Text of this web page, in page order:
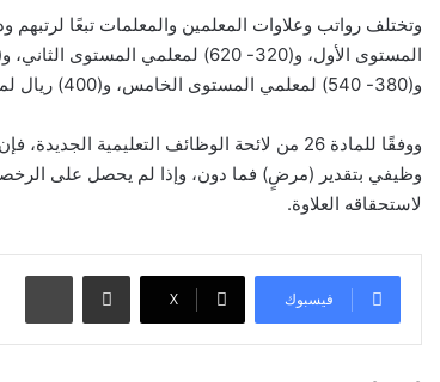
و(380- 540) لمعلمي المستوى الخامس، و(400) ريال لمعلمي المستوى السادس.
ووفقًا للمادة 26 من لائحة الوظائف
لاستحقاقه العلاوة.
فيسبوك ‫X
مشاركة عبر البريد